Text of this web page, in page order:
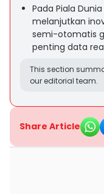
Pada Piala
melanjutkan
semi-otomatis
penting data
This section
our editorial team.
Share Article